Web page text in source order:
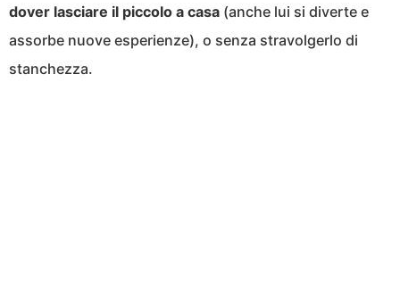
dover lasciare il piccolo a casa (anche lui si diverte e
assorbe nuove esperienze), o senza stravolgerlo di
stanchezza.